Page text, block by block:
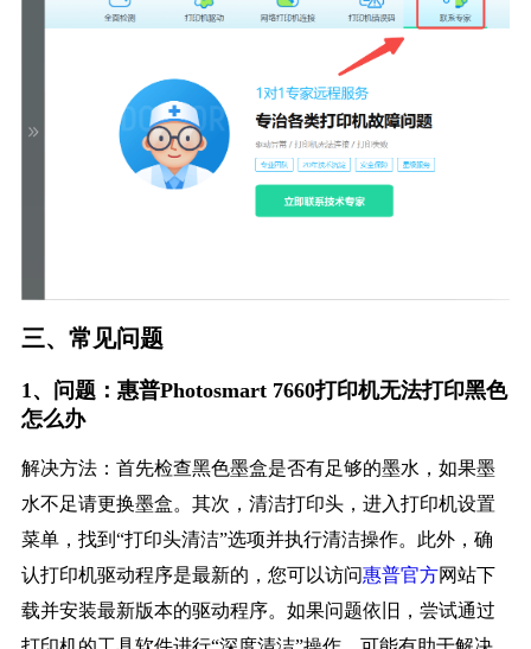
三、常见问题
1、问题：惠普Photosmart 7660打印机无法打印黑色
怎么办
解决方法：首先检查黑色墨盒是否有足够的墨水，如果墨
水不足请更换墨盒。其次，清洁打印头，进入打印机设置
菜单，找到“打印头清洁”选项并执行清洁操作。此外，确
认打印机驱动程序是最新的，您可以访问惠普官方网站下
载并安装最新版本的驱动程序。如果问题依旧，尝试通过